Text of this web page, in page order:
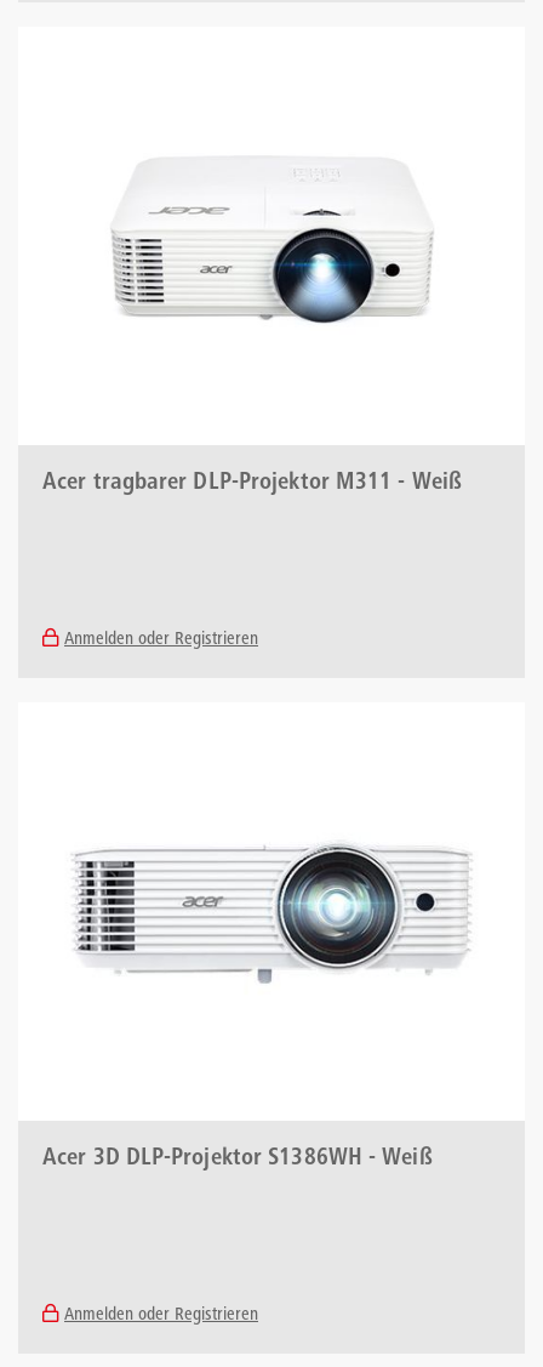
Acer tragbarer DLP-Projektor M311 - Weiß
Anmelden oder Registrieren
Acer 3D DLP-Projektor S1386WH - Weiß
Anmelden oder Registrieren